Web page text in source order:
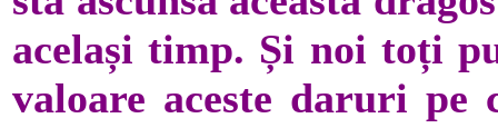
același timp. Și noi toți
valoare aceste daruri